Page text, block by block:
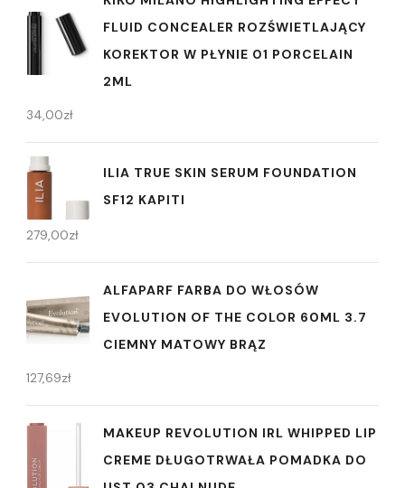
FLUID CONCEALER ROZŚWIETLAJĄCY
KOREKTOR W PŁYNIE 01 PORCELAIN
2ML
34,00zł
ILIA TRUE SKIN SERUM FOUNDATION
SF12 KAPITI
279,00zł
ALFAPARF FARBA DO WŁOSÓW
EVOLUTION OF THE COLOR 60ML 3.7
CIEMNY MATOWY BRĄZ
127,69zł
MAKEUP REVOLUTION IRL WHIPPED LIP
CREME DŁUGOTRWAŁA POMADKA DO